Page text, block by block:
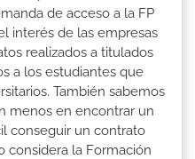
de acceso a la FP
interés de las empresas
realizados a titulados
a los estudiantes que
También sabemos
menos en encontrar un
conseguir un contrato
considera la Formación